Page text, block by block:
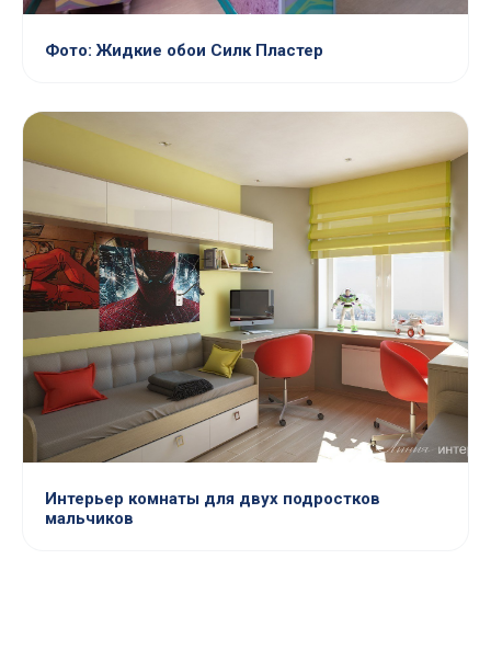
Фото: Жидкие обои Силк Пластер
Интерьер комнаты для двух подростков
мальчиков